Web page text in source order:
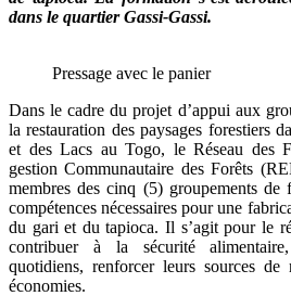
dans le quartier Gassi-Gassi.
Pressage avec le panier
Dans le cadre du projet d’appui aux
la restauration des paysages forestiers
et des Lacs au Togo, le Réseau des
gestion Communautaire des Forêts
membres des cinq (5) groupements de
compétences nécessaires pour une
du gari et du tapioca. Il s’agit pour le
contribuer à la sécurité
quotidiens, renforcer leurs sources
économies.